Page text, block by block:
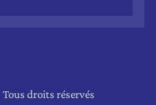
droits réservés